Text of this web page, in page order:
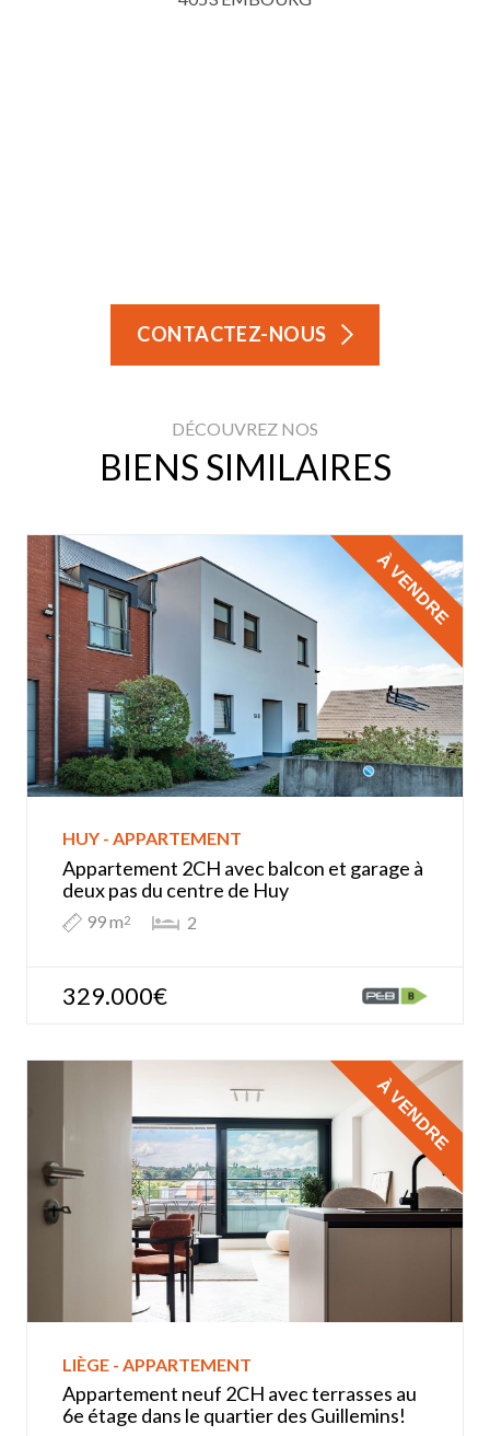
CONTACTEZ-NOUS
DÉCOUVREZ NOS
BIENS SIMILAIRES
HUY - APPARTEMENT
Appartement 2CH avec balcon et garage à
deux pas du centre de Huy
99 m2 2
329.000€
À VENDRE
LIÈGE - APPARTEMENT
Appartement neuf 2CH avec terrasses au
6e étage dans le quartier des Guillemins!
À VENDRE